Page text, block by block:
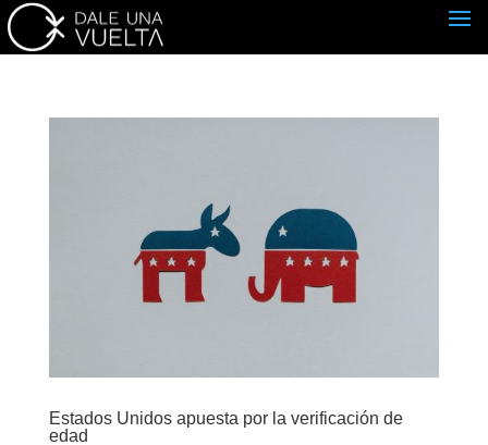
Estados Unidos apuesta por la verificación de
edad